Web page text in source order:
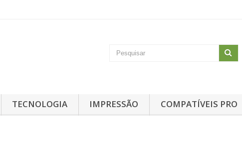
TECNOLOGIA IMPRESSÃO COMPATÍVEIS PRO